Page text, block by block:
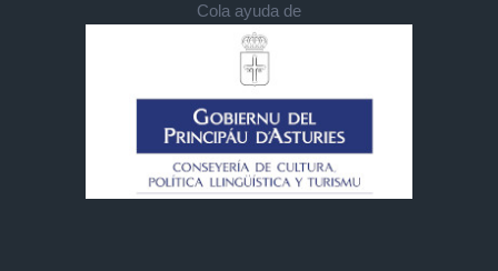
Cola ayuda de